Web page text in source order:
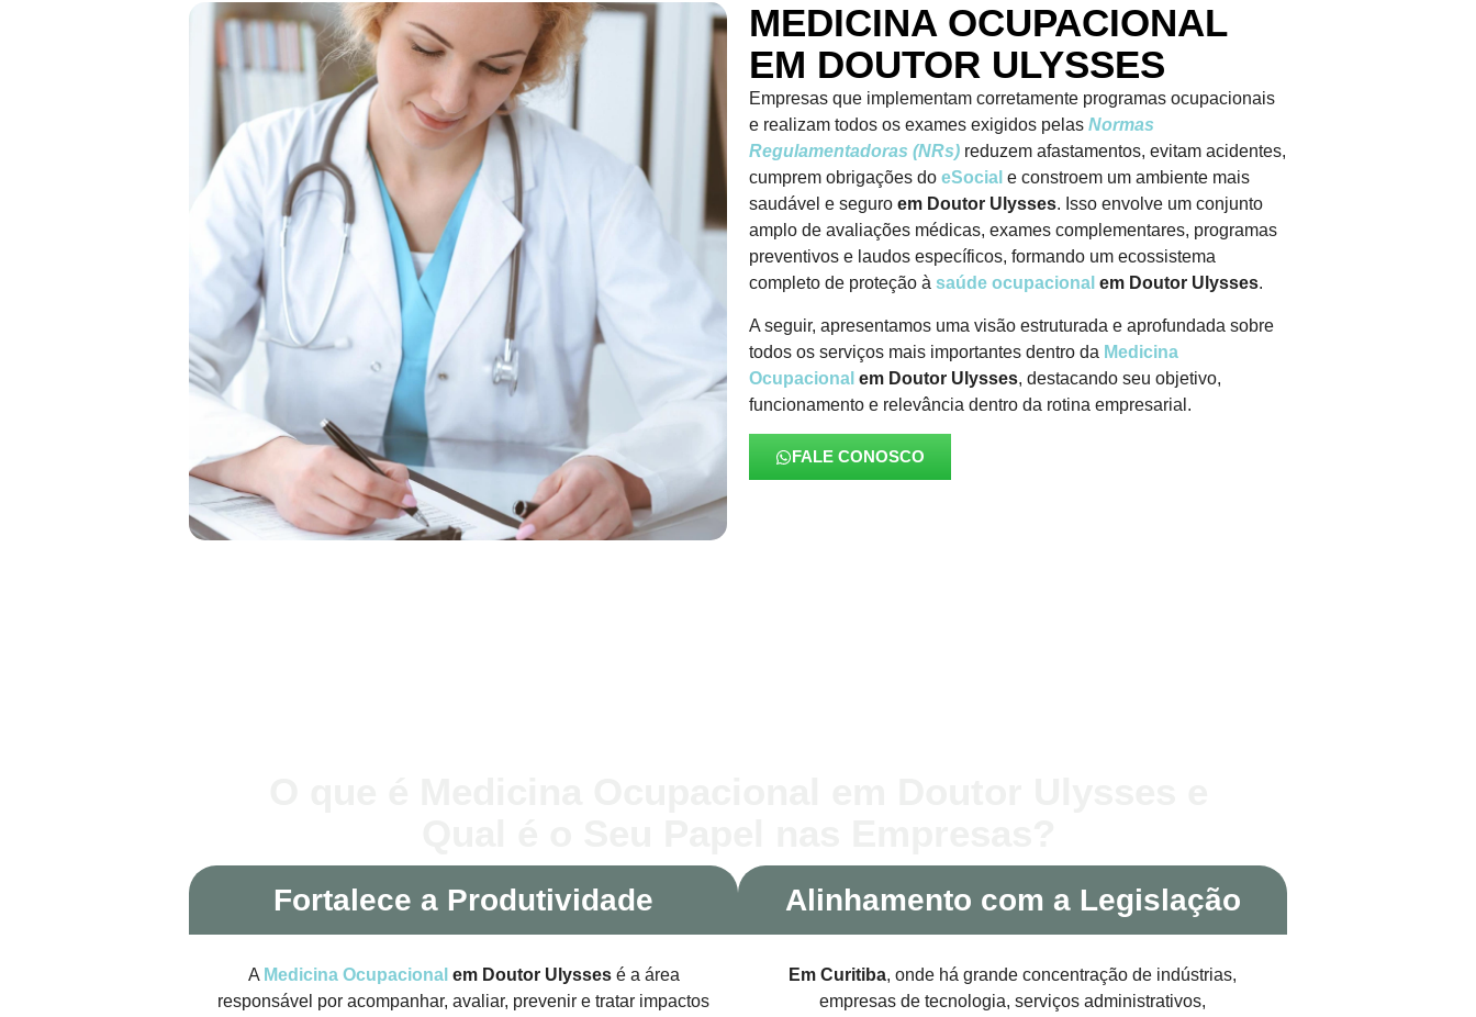
MEDICINA OCUPACIONAL
EM DOUTOR ULYSSES
Empresas que implementam corretamente programas ocupacionais
e realizam todos os exames exigidos pelas Normas
Regulamentadoras (NRs) reduzem afastamentos, evitam acidentes,
cumprem obrigações do eSocial e constroem um ambiente mais
saudável e seguro em Doutor Ulysses. Isso envolve um conjunto
amplo de avaliações médicas, exames complementares, programas
preventivos e laudos específicos, formando um ecossistema
completo de proteção à saúde ocupacional em Doutor Ulysses.
A seguir, apresentamos uma visão estruturada e aprofundada sobre
todos os serviços mais importantes dentro da Medicina
Ocupacional em Doutor Ulysses, destacando seu objetivo,
funcionamento e relevância dentro da rotina empresarial.
FALE CONOSCO
Fortalece a Produtividade
A Medicina Ocupacional em Doutor Ulyssesé a área
responsável por acompanhar, avaliar, prevenir e tratar impactos
Alinhamento com a Legislação
Em Curitiba, onde há grande concentração de indústrias,
empresas de tecnologia, serviços administrativos,